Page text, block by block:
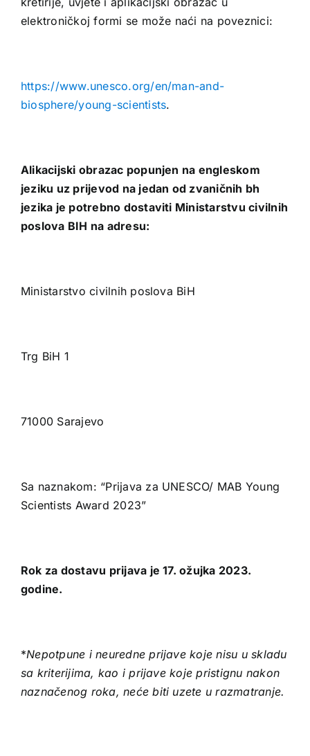
elektroničkoj formi se može naći na poveznici:
https://www.unesco.org/en/man-and-
biosphere/young-scientists.
Alikacijski obrazac popunjen na engleskom
jeziku uz prijevod na jedan od zvaničnih bh
jezika je potrebno dostaviti Ministarstvu civilnih
poslova BIH na adresu:
Ministarstvo civilnih poslova BiH
Trg BiH 1
71000 Sarajevo
Sa naznakom: “Prijava za UNESCO/ MAB Young
Scientists Award 2023”
Rok za dostavu prijava je 17. ožujka 2023.
godine.
*Nepotpune i neuredne prijave koje nisu u skladu
sa kriterijima, kao i prijave koje pristignu nakon
naznačenog roka, neće biti uzete u razmatranje.